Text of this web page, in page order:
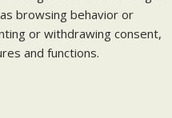
browsing behavior or
or withdrawing consent,
and functions.